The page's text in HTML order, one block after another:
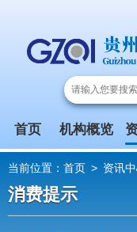
首页 机构概览
当前位置： 首页 > 资讯
消费提示